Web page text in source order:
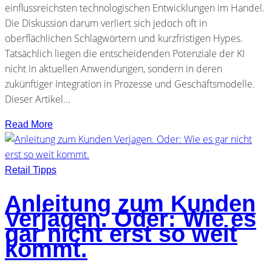
einflussreichsten technologischen Entwicklungen im Handel.
Die Diskussion darum verliert sich jedoch oft in
oberflächlichen Schlagwörtern und kurzfristigen Hypes.
Tatsächlich liegen die entscheidenden Potenziale der KI
nicht in aktuellen Anwendungen, sondern in deren
zukünftiger Integration in Prozesse und Geschäftsmodelle.
Dieser Artikel...
Read More
Retail Tipps
Anleitung zum Kunden
Verjagen. Oder: Wie es
gar nicht erst so weit
kommt.